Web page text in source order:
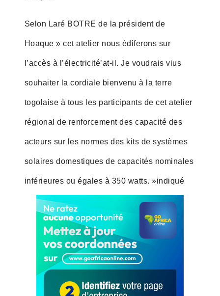
Selon Laré BOTRE de la président de
Hoaque » cet atelier nous édiferons sur
l’accès à l’électricité’at-il. Je voudrais vius
souhaiter la cordiale bienvenu à la terre
togolaise à tous les participants de cet atelier
régional de renforcement des capacité des
acteurs sur les normes des kits de systèmes
solaires domestiques de capacités nominales
inférieures ou égales à 350 watts. »indiqué